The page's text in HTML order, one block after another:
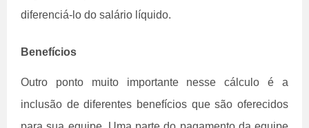
diferenciá-lo do salário líquido.
Benefícios
Outro ponto muito importante nesse cálculo é a
inclusão de diferentes benefícios que são oferecidos